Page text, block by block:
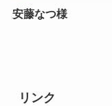
安藤なつ様
リンク